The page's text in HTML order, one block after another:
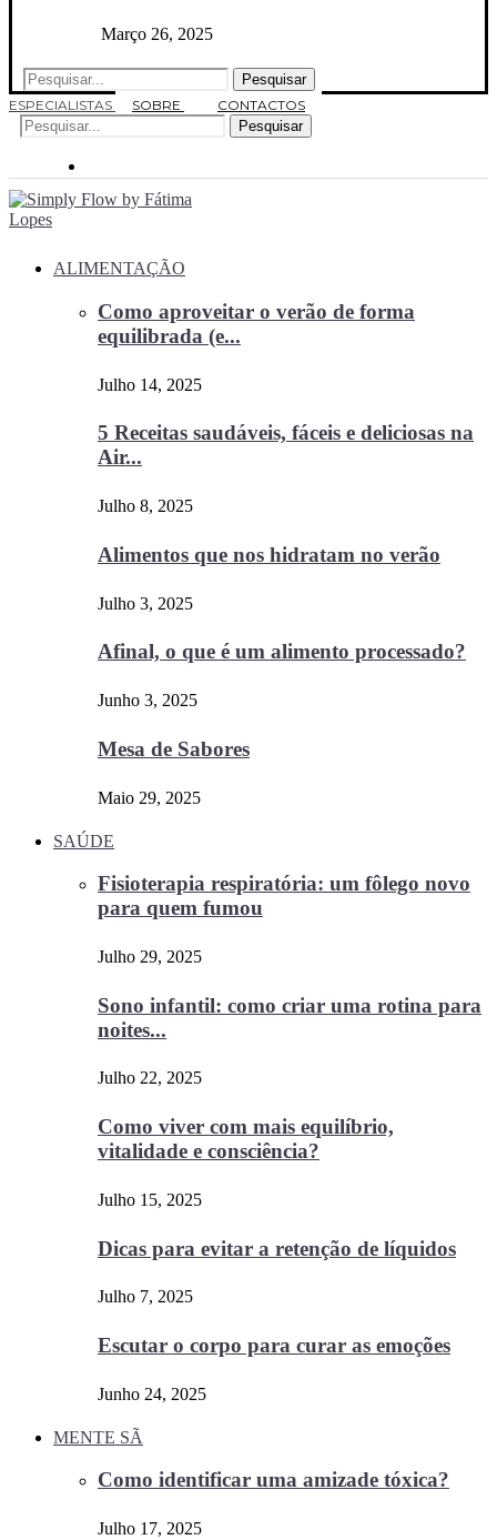
Março 26, 2025
Pesquisar
ESPECIALISTAS
SOBRE
CONTACTOS
Pesquisar
ALIMENTAÇÃO
Como aproveitar o verão de forma
equilibrada (e...
Julho 14, 2025
5 Receitas saudáveis, fáceis e deliciosas na
Air...
Julho 8, 2025
Alimentos que nos hidratam no verão
Julho 3, 2025
Afinal, o que é um alimento processado?
Junho 3, 2025
Mesa de Sabores
Maio 29, 2025
SAÚDE
Fisioterapia respiratória: um fôlego novo
para quem fumou
Julho 29, 2025
Sono infantil: como criar uma rotina para
noites...
Julho 22, 2025
Como viver com mais equilíbrio,
vitalidade e consciência?
Julho 15, 2025
Dicas para evitar a retenção de líquidos
Julho 7, 2025
Escutar o corpo para curar as emoções
Junho 24, 2025
MENTE SÃ
Como identificar uma amizade tóxica?
Julho 17, 2025